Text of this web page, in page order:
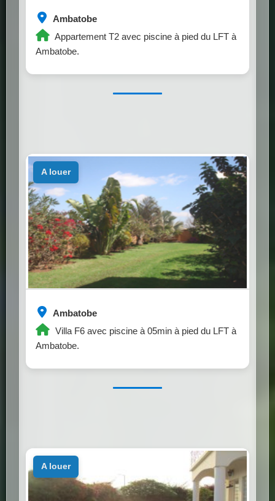
Ambatobe
Appartement T2 avec piscine à pied du LFT à
Ambatobe.
Ambatobe
Villa F6 avec piscine à 05min à pied du LFT à
Ambatobe.
a louer
a louer